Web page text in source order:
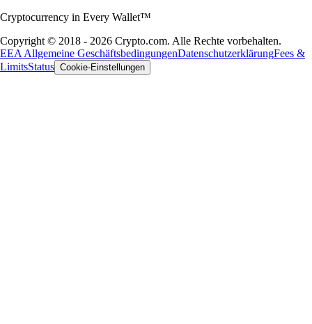
Cryptocurrency in Every Wallet™
Copyright © 2018 - 2026 Crypto.com. Alle Rechte vorbehalten.
EEA Allgemeine GeschäftsbedingungenDatenschutzerklärungFees &
LimitsStatus Cookie-Einstellungen